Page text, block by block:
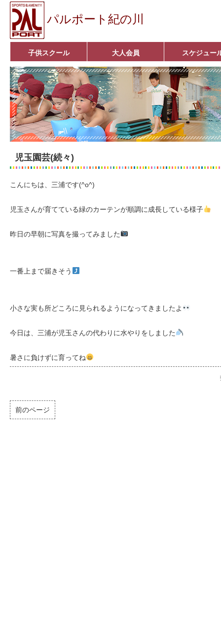
パルポート紀の川
子供スクール
ベビーコース
幼児コース
小学生コース
育成コース
選手コース
キッズパーク(体操教室)
子どもダンス教室
■入会案内■
大人会員
アクア悠々クラブ
いきいきコース
■入会案内■
スケジュー
児玉園芸(続々)
こんにちは、三浦です(^o^)
児玉さんが育てている緑のカーテンが順調に成長している様子
昨日の早朝に写真を撮ってみました
一番上まで届きそう
小さな実も所どころに見られるようになってきましたよ
今日は、三浦が児玉さんの代わりに水やりをしました
暑さに負けずに育ってね
前のページ